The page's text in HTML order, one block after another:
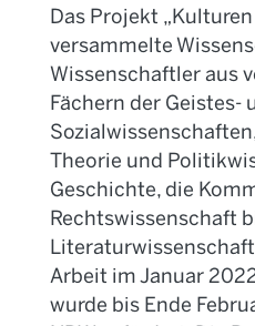
Das Projekt
versammelte
Wissenschaftler aus
Fächern der Geistes-
Theorie und
Geschichte, die
Rechtswissenschaft
Arbeit im Januar
wurde bis Ende